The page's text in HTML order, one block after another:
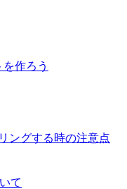
作ろう
ングする時の注意点
て